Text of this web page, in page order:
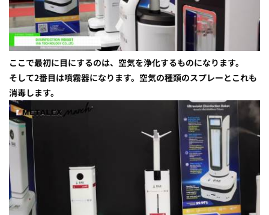
ここで最初に目にするのは、空気を浄化するものになります。
そして2番目は噴霧器になります。空気の種類のスプレーとこれも
消毒します。